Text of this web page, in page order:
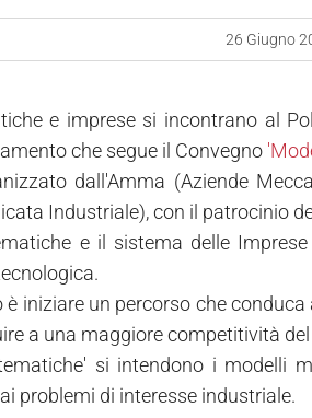
26 Giugno
e imprese si incontrano al
che segue il Convegno
dall'Amma (Aziende
Industriale), con il patrocinio
e il sistema delle
iniziare un percorso che
a una maggiore competitività
si intendono i modelli
problemi di interesse industriale.